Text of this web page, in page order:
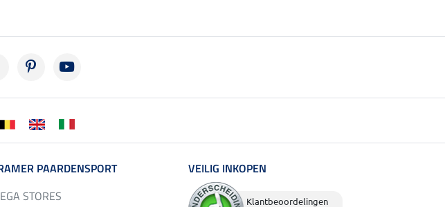
PAARDENSPORT
STORES
VEILIG INKOPEN
Klantbeoordelingen